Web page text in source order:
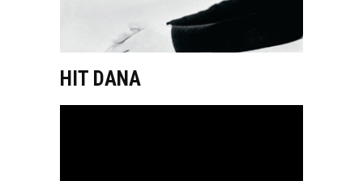
HIT DANA